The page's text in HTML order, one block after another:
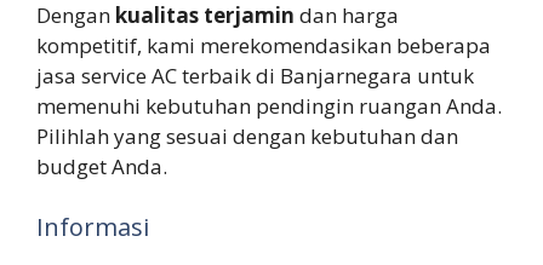
Dengan kualitas terjamin dan harga
kompetitif, kami merekomendasikan beberapa
jasa service AC terbaik di Banjarnegara untuk
memenuhi kebutuhan pendingin ruangan Anda.
Pilihlah yang sesuai dengan kebutuhan dan
budget Anda.
Informasi